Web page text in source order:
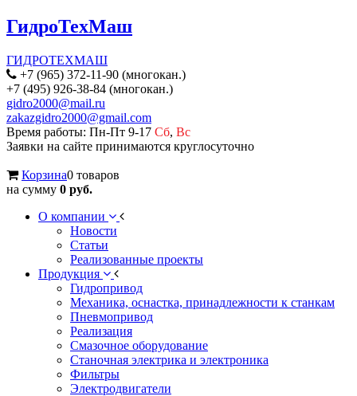
ГидроТехМаш
ГИДРОТЕХМАШ
+7 (965) 372-11-90 (многокан.)
+7 (495) 926-38-84 (многокан.)
gidro2000@mail.ru
zakazgidro2000@gmail.com
Время работы: Пн-Пт 9-17 Сб, Вс
Заявки на сайте принимаются круглосуточно
Корзина0 товаров
на сумму 0 руб.
О компании
Новости
Статьи
Реализованные проекты
Продукция
Гидропривод
Механика, оснастка, принадлежности к станкам
Пневмопривод
Реализация
Смазочное оборудование
Станочная электрика и электроника
Фильтры
Электродвигатели